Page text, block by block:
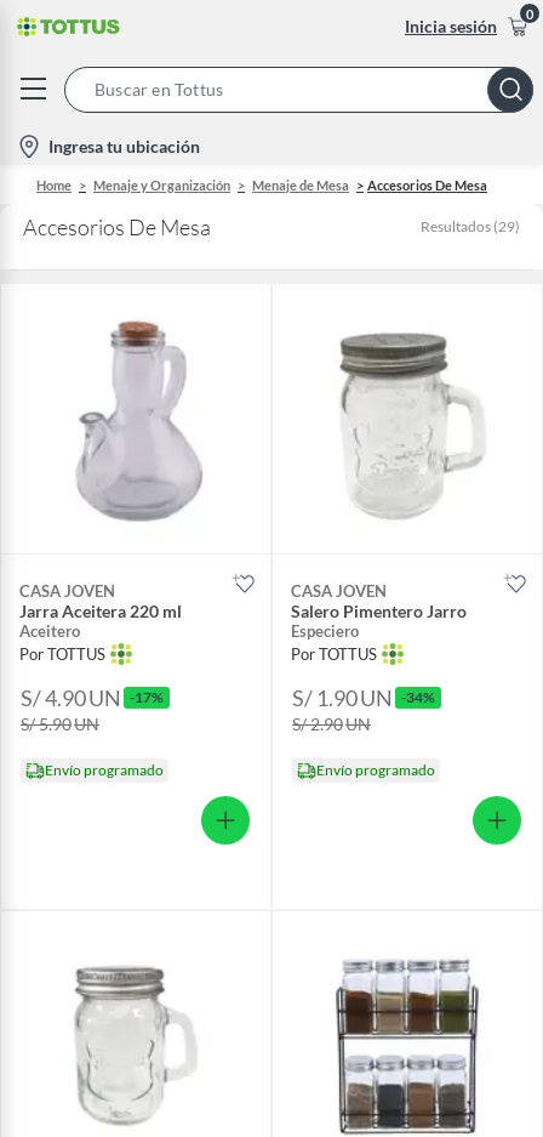
Inicia sesión
0
Bar
location-
icon
Ingresa tu ubicación
Home Menaje y Organización Menaje de Mesa Accesorios De Mesa
Accesorios De Mesa Resultados (29)
CASA JOVEN
Jarra Aceitera 220 ml
Aceitero
Por TOTTUS
S/ 4.90UN -17%
S/ 5.90UN
Envío programado
CASA JOVEN
Salero Pimentero Jarro
Especiero
Por TOTTUS
S/ 1.90UN -34%
S/ 2.90UN
Envío programado